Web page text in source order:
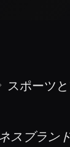
スポーツ
スブラン